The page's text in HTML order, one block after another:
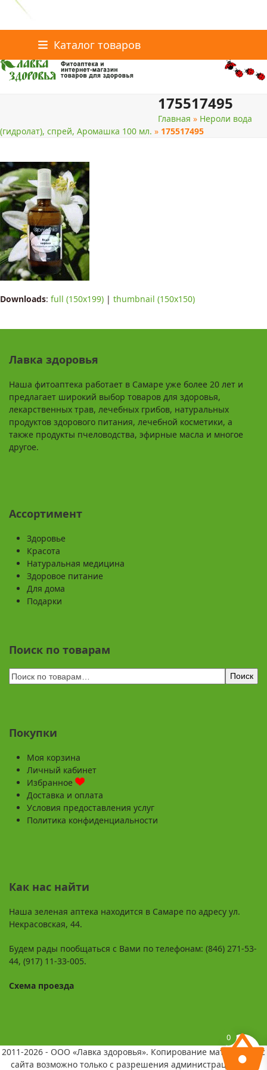
content
Каталог товаров
Доставка и оплата
Скидки
175517495
Главная » Нероли вода
(гидролат), спрей, Аромашка 100 мл. » 175517495
Downloads: full (150x199) | thumbnail (150x150)
Лавка здоровья
Наша фитоаптека работает в Самаре уже более 20 лет и
предлагает широкий выбор товаров для здоровья,
лекарственных трав, лечебных грибов, натуральных
продуктов здорового питания, лечебной косметики, а
также продукты пчеловодства, эфирные масла и многое
другое.
Ассортимент
Здоровье
Красота
Натуральная медицина
Здоровое питание
Для дома
Подарки
Поиск по товарам
Поиск
Покупки
Моя корзина
Личный кабинет
Избранное
Доставка и оплата
Условия предоставления услуг
Политика конфиденциальности
Как нас найти
Наша зеленая аптека находится в Самаре по адресу ул.
Некрасовская, 44.
Будем рады пообщаться с Вами по телефонам: (846) 271-53-
44, (917) 11-33-005.
Схема проезда
2011-2026 - ООО «Лавка здоровья». Копирование материалов с
сайта возможно только с разрешения администрации и со
0